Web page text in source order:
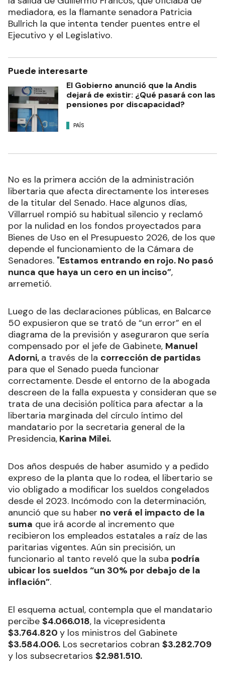
mediadora, es la flamante senadora Patricia
Bullrich la que intenta tender puentes entre el
Ejecutivo y el Legislativo.
Puede interesarte
El Gobierno anunció que la Andis
dejará de existir: ¿Qué pasará con las
pensiones por discapacidad?
PAÍS
No es la primera acción de la administración
libertaria que afecta directamente los intereses
de la titular del Senado. Hace algunos días,
Villarruel rompió su habitual silencio y reclamó
por la nulidad en los fondos proyectados para
Bienes de Uso en el Presupuesto 2026, de los que
depende el funcionamiento de la Cámara de
Senadores. "Estamos entrando en rojo. No pasó
nunca que haya un cero en un inciso”,
arremetió.
Luego de las declaraciones públicas, en Balcarce
50 expusieron que se trató de “un error” en el
diagrama de la previsión y aseguraron que sería
compensado por el jefe de Gabinete, Manuel
Adorni, a través de la corrección de partidas
para que el Senado pueda funcionar
correctamente. Desde el entorno de la abogada
descreen de la falla expuesta y consideran que se
trata de una decisión política para afectar a la
libertaria marginada del círculo íntimo del
mandatario por la secretaria general de la
Presidencia, Karina Milei.
Dos años después de haber asumido y a pedido
expreso de la planta que lo rodea, el libertario se
vio obligado a modificar los sueldos congelados
desde el 2023. Incómodo con la determinación,
anunció que su haber no verá el impacto de la
suma que irá acorde al incremento que
recibieron los empleados estatales a raíz de las
paritarias vigentes. Aún sin precisión, un
funcionario al tanto reveló que la suba podría
ubicar los sueldos “un 30% por debajo de la
inflación”.
El esquema actual, contempla que el mandatario
percibe $4.066.018, la vicepresidenta
$3.764.820 y los ministros del Gabinete
$3.584.006. Los secretarios cobran $3.282.709
y los subsecretarios $2.981.510.